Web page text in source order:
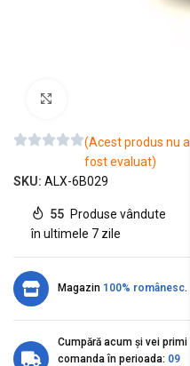
(Acest produs nu a
fost evaluat)
SKU: ALX-6B029
55 Produse vândute
în ultimele 7 zile
Magazin 100% românesc.
Cumpără acum și vei primi
comanda în perioada: 09